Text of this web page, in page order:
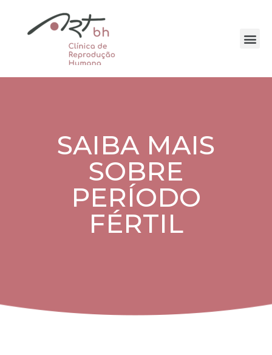
SAIBA MAIS
SOBRE
PERÍODO
FÉRTIL